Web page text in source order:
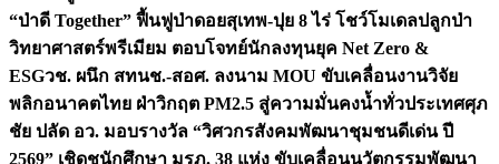
“ป่าดี Together” ฟื้นฟูป่าดอยสุเทพ-ปุย 8 ไร่ โชว์โมเดลปลูกป่า
วิทยาศาสตร์พรีเมียม ตอบโจทย์นักลงทุนยุค Net Zero &
ESGวช. ผนึก สทนช.-สอศ. ลงนาม MOU ขับเคลื่อนงานวิจัย
พลิกอนาคตไทย ฝ่าวิกฤต PM2.5 สู่ความมั่นคงน้ำทั่วประเทศศุภ
ชัย ปลัด อว. มอบรางวัล “วิศวกรสังคมพัฒนาชุมชนดีเด่น ปี
2569” เชิดชูนักศึกษา มรภ. 38 แห่ง ขับเคลื่อนนวัตกรรมพัฒนา